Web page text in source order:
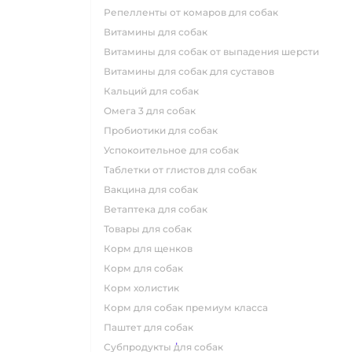
репелленты от комаров для собак
витамины для собак
витамины для собак от выпадения шерсти
витамины для собак для суставов
кальций для собак
омега 3 для собак
пробиотики для собак
успокоительное для собак
таблетки от глистов для собак
вакцина для собак
ветаптека для собак
товары для собак
корм для щенков
корм для собак
корм холистик
корм для собак премиум класса
паштет для собак
субпродукты для собак